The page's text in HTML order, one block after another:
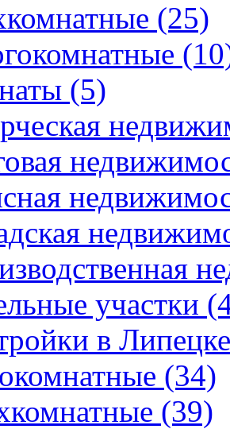
(25)
(5)
участки
в Липецке
(34)
(39)